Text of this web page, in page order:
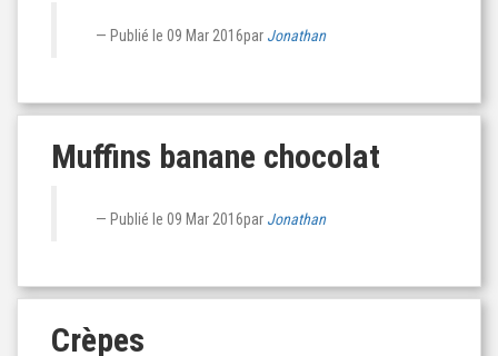
Publié le 09 Mar 2016par Jonathan
Muffins banane chocolat
Publié le 09 Mar 2016par Jonathan
Crèpes